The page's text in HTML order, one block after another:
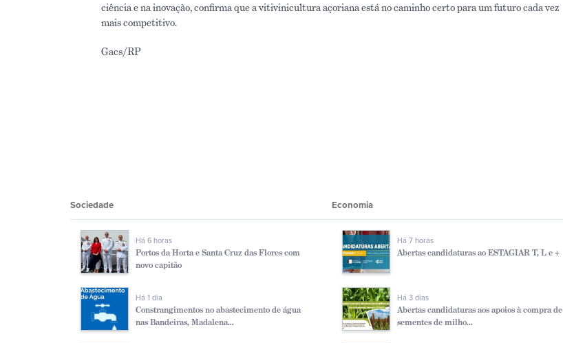
ciência e na inovação, confirma que a vitivinicultura açoriana está no caminho certo para um futuro cada vez
mais competitivo.
Gacs/RP
Sociedade Economia
Há 6 horas
Portos da Horta e Santa Cruz das Flores com
novo capitão
Há 1 dia
Constrangimentos no abastecimento de água
nas Bandeiras, Madalena...
Há 7 horas
Abertas candidaturas ao ESTAGIAR T, L e +
Há 3 dias
Abertas candidaturas aos apoios à compra de
sementes de milho...